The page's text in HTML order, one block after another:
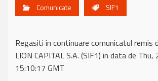
Comunicate SIF1
Regasiti in continuare comunicatul remis
LION CAPITAL S.A. (SIF1) in data de
15:10:17 GMT